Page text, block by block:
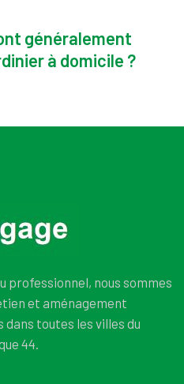
généralement
à domicile ?
professionnel, nous sommes
et aménagement
dans toutes les villes du
44.